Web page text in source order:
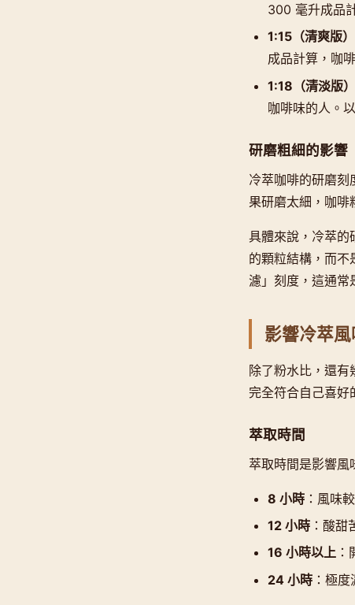
300 毫升成品
1:15（清爽版）
成品計算，咖
1:18（清淡版）
咖啡味的人。
研磨粗細的影響
冷萃咖啡的研磨刻
果研磨太細，咖啡
具體來說，冷萃的
的顆粒結構，而不
濾」刻度，這通常
影響冷萃
除了粉水比，還
完全符合自己喜好
萃取時間
萃取時間是影響風
8 小時 ：風味
12 小時 ：酸
16 小時以上
24 小時 ：極